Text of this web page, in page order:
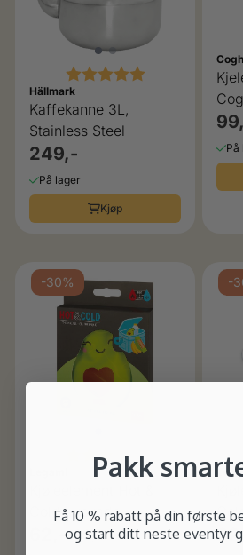
Karakter: 5.0 av 5
Hällmark
Kaffekanne 3L,
Stainless Steel
249,-
På lager
Kjøp
På
-30%
Karakter: 3.0 av 5 mulige
Cold avokado
62,- 89,-
-
Pakk
Få 10 % rabatt på din første
og start ditt neste eventyr